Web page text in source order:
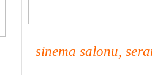
sinema salonu,